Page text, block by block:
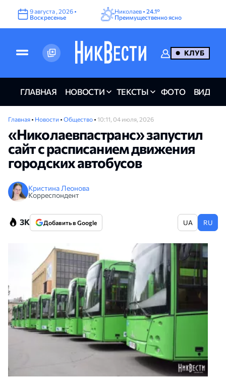
9августа , 2026 •
Воскресенье
Николаев • 24.1°
Преимущественно ясно
КЛУБ
ГЛАВНАЯ НОВОСТИ ТЕКСТЫ ФОТО ВИДЕО
Главная • Новости • Общество • 10:11, 04 июля, 2026
«Николаевпастранс» запустил
сайт с расписанием движения
городских автобусов
Кристина Леонова
Корреспондент
3K Добавить в Google UA RU